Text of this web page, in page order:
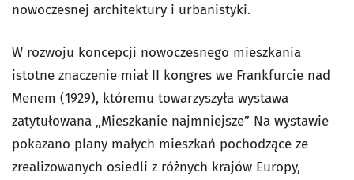
nowoczesnej architektury i urbanistyki.
W rozwoju koncepcji nowoczesnego mieszkania
istotne znaczenie miał II kongres we Frankfurcie nad
Menem (1929), któremu towarzyszyła wystawa
zatytułowana „Mieszkanie najmniejsze” Na wystawie
pokazano plany małych mieszkań pochodzące ze
zrealizowanych osiedli z różnych krajów Europy,